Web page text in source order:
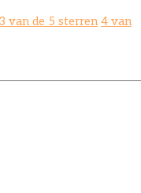
3 van de 5 sterren 4 van